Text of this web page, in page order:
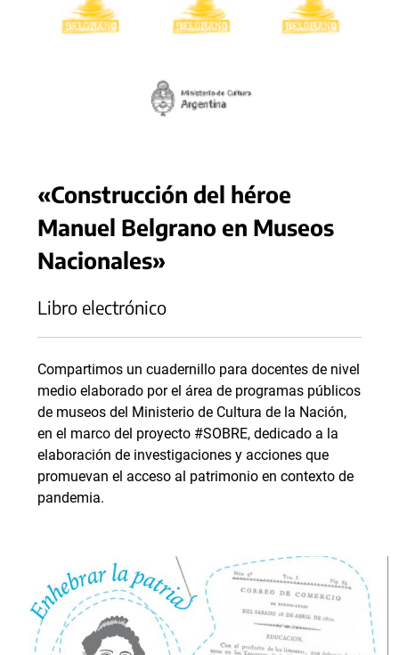
«Construcción del héroe
Manuel Belgrano en Museos
Nacionales»
Libro electrónico
Compartimos un cuadernillo para docentes de nivel
medio elaborado por el área de programas públicos
de museos del ‌Ministerio‌ ‌de‌ ‌Cultura‌ ‌de‌ ‌la‌ ‌Nación‌,‌
en el marco del proyecto ‌‌#SOBRE‌,‌ dedicado‌ ‌a‌ ‌la‌
‌elaboración‌ ‌de‌ ‌investigaciones‌ ‌y‌ ‌acciones‌ ‌que‌
‌promuevan‌ ‌el‌ ‌acceso‌ ‌al‌ ‌patrimonio‌ ‌en‌ ‌contexto‌ ‌de‌
‌pandemia.‌